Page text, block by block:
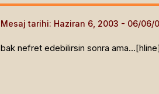
Mesaj tarihi: Haziran 6, 2003
bak nefret edebilirsin sonra ama...[hline]